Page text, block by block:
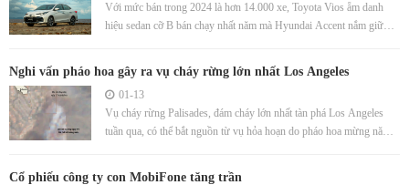
Với mức bán trong 2024 là hơn 14.000 xe, Toyota Vios ẵm danh
hiệu sedan cỡ B bán chạy nhất năm mà Hyundai Accent nắm giữ
Nghi vấn pháo hoa gây ra vụ cháy rừng lớn nhất Los Angeles
01-13
Vụ cháy rừng Palisades, đám cháy lớn nhất tàn phá Los Angeles
tuần qua, có thể bắt nguồn từ vụ hỏa hoạn do pháo hoa mừng năm
Cổ phiếu công ty con MobiFone tăng trần